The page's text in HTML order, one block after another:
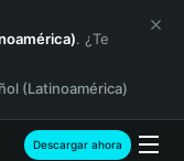
. ¿Te
(Latinoamérica)
Descargar ahora